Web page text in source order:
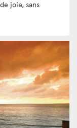
joie, sans